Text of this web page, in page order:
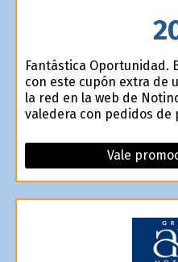
Fantástica Oportunidad.
con este cupón extra de
la red en la web de
valedera con pedidos de
Vale